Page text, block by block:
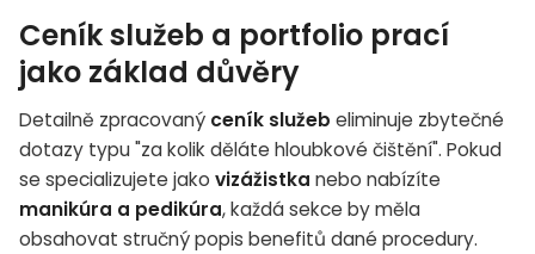
Ceník služeb a portfolio prací
jako základ důvěry
Detailně zpracovaný ceník služeb eliminuje zbytečné
dotazy typu "za kolik děláte hloubkové čištění". Pokud
se specializujete jako vizážistka nebo nabízíte
manikúra a pedikúra, každá sekce by měla
obsahovat stručný popis benefitů dané procedury.